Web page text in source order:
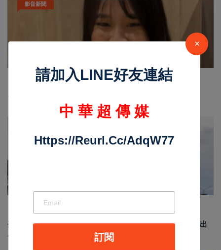
影音新聞
Nov 19 2025 1049
台中個人燒肉！自己做烤串丼！好吃又好玩！
臺南安平龍舟賽結合反賄選宣導 政風處倡議乾淨選舉 划出
×
請加入LINE好友連結
中 華 超 傳 媒
Https://reurl.cc/adqW77
訂閱